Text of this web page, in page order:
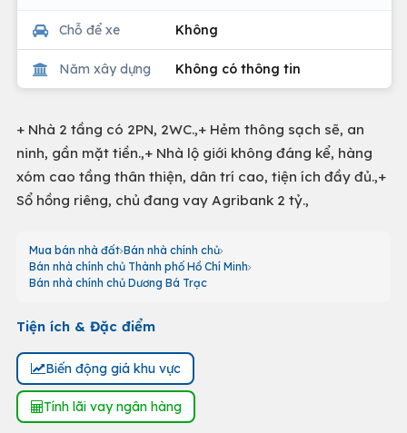
Chỗ để xe Không
Năm xây dựng Không có thông tin
+ Nhà 2 tầng có 2PN, 2WC.,+ Hẻm thông sạch sẽ, an
ninh, gần mặt tiền.,+ Nhà lộ giới không đáng kể, hàng
xóm cao tầng thân thiện, dân trí cao, tiện ích đầy đủ.,+
Sổ hồng riêng, chủ đang vay Agribank 2 tỷ.,
Mua bán nhà đất Bán nhà chính chủ
Bán nhà chính chủ Thành phố Hồ Chí Minh
Bán nhà chính chủ Dương Bá Trạc
Tiện ích & Đặc điểm
Biến động giá khu vực
Tính lãi vay ngân hàng